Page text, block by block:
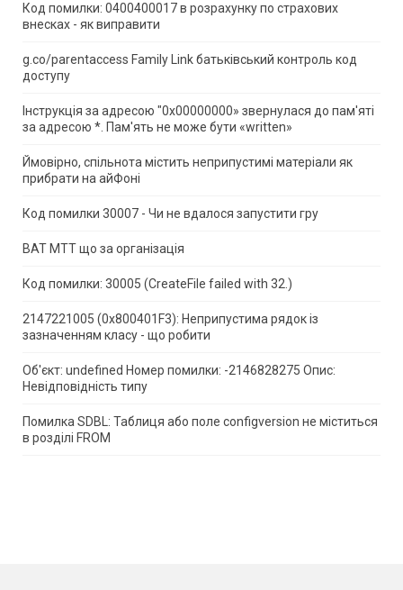
Код помилки: 0400400017 в розрахунку по страхових
внесках - як виправити
g.co/parentaccess Family Link батьківський контроль код
доступу
Інструкція за адресою "0x00000000» звернулася до пам'яті
за адресою *. Пам'ять не може бути «written»
Ймовірно, спільнота містить неприпустимі матеріали як
прибрати на айФоні
Код помилки 30007 - Чи не вдалося запустити гру
ВАТ МТТ що за організація
Код помилки: 30005 (CreateFile failed with 32.)
2147221005 (0x800401F3): Неприпустима рядок із
зазначенням класу - що робити
Об'єкт: undefined Номер помилки: -2146828275 Опис:
Невідповідність типу
Помилка SDBL: Таблиця або поле configversion не міститься
в розділі FROM